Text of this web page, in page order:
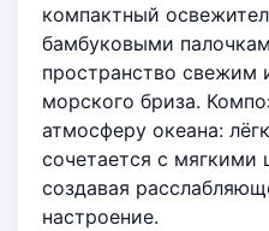
компактный
бамбуковыми
пространство
морского бриза.
атмосферу океана:
сочетается с
создавая
настроение.